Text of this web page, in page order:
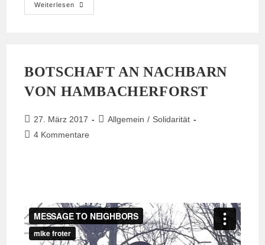
Weiterlesen
Remis
Turm
BOTSCHAFT AN NACHBARN
VON HAMBACHERFORST
Beitrag
veröffentlicht:
27. März 2017
Beitrags-
Allgemein / Solidarität
Beitrags-
4 Kommentare